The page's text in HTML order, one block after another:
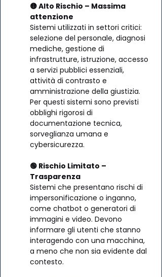
🟡 Alto Rischio – Massima
attenzione
Sistemi utilizzati in settori critici:
selezione del personale, diagnosi
mediche, gestione di
infrastrutture, istruzione, accesso
a servizi pubblici essenziali,
attività di contrasto e
amministrazione della giustizia.
Per questi sistemi sono previsti
obblighi rigorosi di
documentazione tecnica,
sorveglianza umana e
cybersicurezza.
🟢 Rischio Limitato –
Trasparenza
Sistemi che presentano rischi di
impersonificazione o inganno,
come chatbot o generatori di
immagini e video. Devono
informare gli utenti che stanno
interagendo con una macchina,
a meno che non sia evidente dal
contesto.